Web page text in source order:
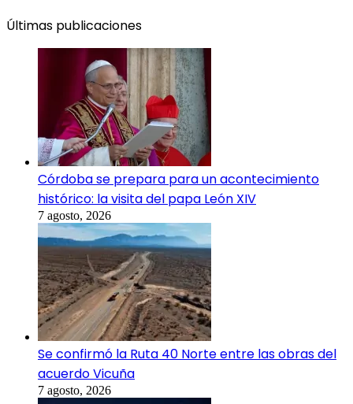
Últimas publicaciones
Córdoba se prepara para un acontecimiento
histórico: la visita del papa León XIV
7 agosto, 2026
Se confirmó la Ruta 40 Norte entre las obras del
acuerdo Vicuña
7 agosto, 2026